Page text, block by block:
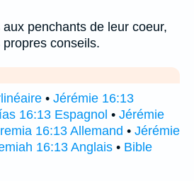
penchants de leur coeur,
conseils.
• Jérémie 16:13
16:13 Espagnol • Jérémie
16:13 Allemand • Jérémie
16:13 Anglais • Bible